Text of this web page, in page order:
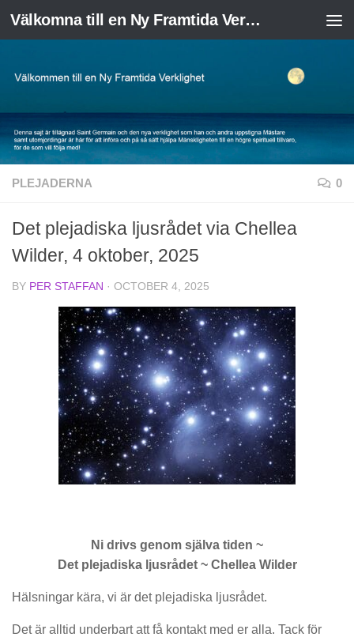
Skip to content Välkomna till en Ny Framtida Verklighet
PLEJADERNA 0
Det plejadiska ljusrådet via Chellea
Wilder, 4 oktober, 2025
BY PER STAFFAN · OCTOBER 4, 2025
Ni drivs genom själva tiden ~
Det plejadiska ljusrådet ~ Chellea Wilder
Hälsningar kära, vi är det plejadiska ljusrådet.
Det är alltid underbart att få kontakt med er alla. Tack för